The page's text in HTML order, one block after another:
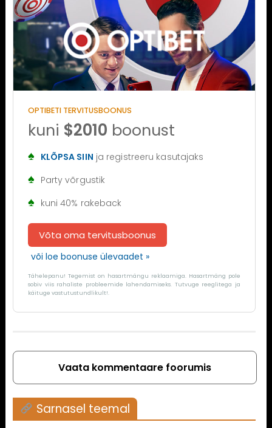
OPTIBETI TERVITUSBOONUS
kuni $2010 boonust
KLÕPSA SIIN ja registreeru kasutajaks
Party võrgustik
kuni 40% rakeback
Võta oma tervitusboonus
või loe boonuse ülevaadet »
Tähelepanu! Tegemist on hasartmängu reklaamiga. Hasartmäng pole
sobiv viis rahaliste probleemide lahendamiseks. Tutvuge reeglitega ja
käituge vastutustundlikult!.
Vaata kommentaare foorumis
Sarnasel teemal